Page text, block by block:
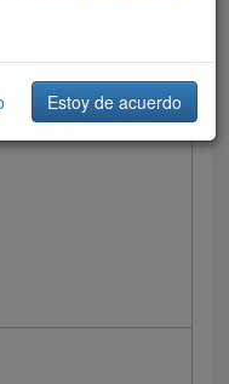
Estoy de acuerdo